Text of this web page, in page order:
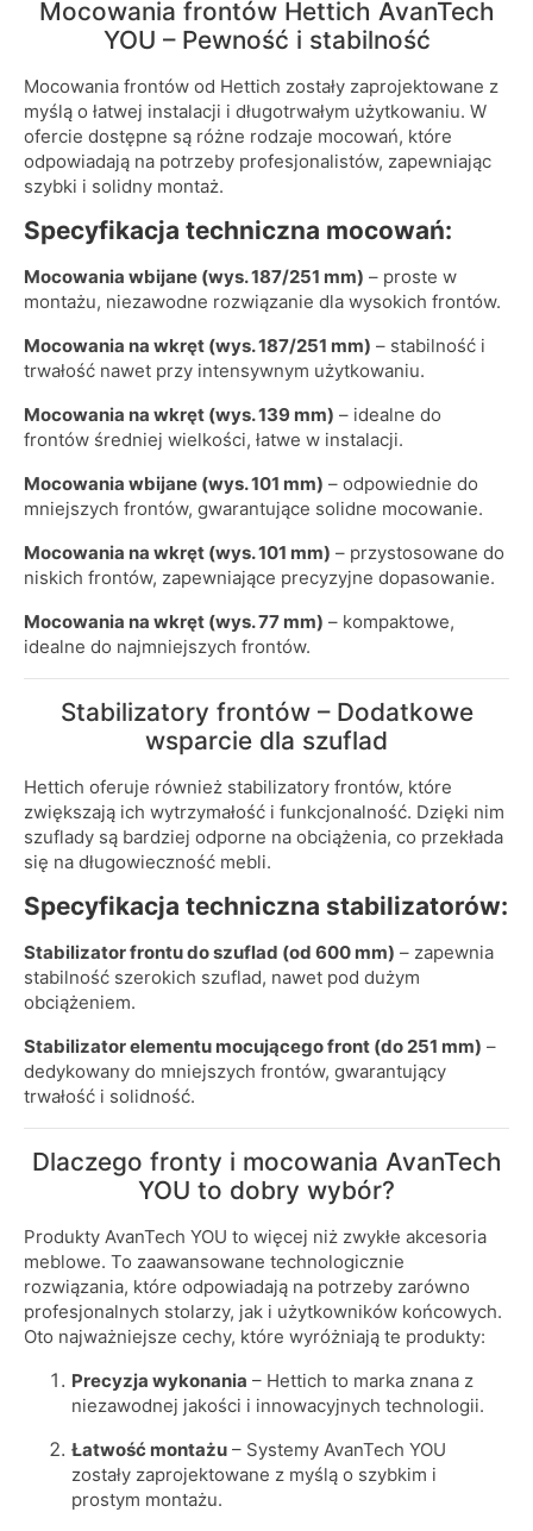
Mocowania frontów Hettich AvanTech
YOU – Pewność i stabilność
Mocowania frontów od Hettich zostały zaprojektowane z
myślą o łatwej instalacji i długotrwałym użytkowaniu. W
ofercie dostępne są różne rodzaje mocowań, które
odpowiadają na potrzeby profesjonalistów, zapewniając
szybki i solidny montaż.
Specyfikacja techniczna mocowań:
Mocowania wbijane (wys. 187/251 mm) – proste w
montażu, niezawodne rozwiązanie dla wysokich frontów.
Mocowania na wkręt (wys. 187/251 mm) – stabilność i
trwałość nawet przy intensywnym użytkowaniu.
Mocowania na wkręt (wys. 139 mm) – idealne do
frontów średniej wielkości, łatwe w instalacji.
Mocowania wbijane (wys. 101 mm) – odpowiednie do
mniejszych frontów, gwarantujące solidne mocowanie.
Mocowania na wkręt (wys. 101 mm) – przystosowane do
niskich frontów, zapewniające precyzyjne dopasowanie.
Mocowania na wkręt (wys. 77 mm) – kompaktowe,
idealne do najmniejszych frontów.
Stabilizatory frontów – Dodatkowe
wsparcie dla szuflad
Hettich oferuje również stabilizatory frontów, które
zwiększają ich wytrzymałość i funkcjonalność. Dzięki nim
szuflady są bardziej odporne na obciążenia, co przekłada
się na długowieczność mebli.
Specyfikacja techniczna stabilizatorów:
Stabilizator frontu do szuflad (od 600 mm) – zapewnia
stabilność szerokich szuflad, nawet pod dużym
obciążeniem.
Stabilizator elementu mocującego front (do 251 mm) –
dedykowany do mniejszych frontów, gwarantujący
trwałość i solidność.
Dlaczego fronty i mocowania AvanTech
YOU to dobry wybór?
Produkty AvanTech YOU to więcej niż zwykłe akcesoria
meblowe. To zaawansowane technologicznie
rozwiązania, które odpowiadają na potrzeby zarówno
profesjonalnych stolarzy, jak i użytkowników końcowych.
Oto najważniejsze cechy, które wyróżniają te produkty:
Precyzja wykonania – Hettich to marka znana z
niezawodnej jakości i innowacyjnych technologii.
Łatwość montażu – Systemy AvanTech YOU
zostały zaprojektowane z myślą o szybkim i
prostym montażu.